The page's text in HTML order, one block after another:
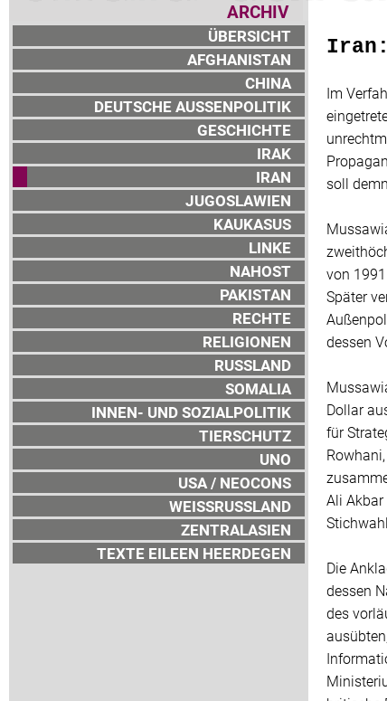
ARCHIV
ÜBERSICHT
AFGHANISTAN
CHINA
DEUTSCHE AUSSENPOLITIK
GESCHICHTE
IRAK
IRAN
JUGOSLAWIEN
KAUKASUS
LINKE
NAHOST
PAKISTAN
RECHTE
RELIGIONEN
RUSSLAND
SOMALIA
INNEN- UND SOZIALPOLITIK
TIERSCHUTZ
UNO
USA / NEOCONS
WEISSRUSSLAND
ZENTRALASIEN
TEXTE EILEEN HEERDEGEN
Iran:
Im
soll
von
Später
dessen
Dollar
für
Ali
Die
dessen
des